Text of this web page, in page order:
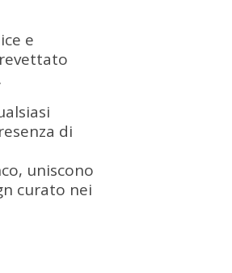
e
di
uniscono
curato nei